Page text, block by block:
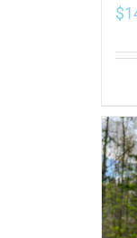
$